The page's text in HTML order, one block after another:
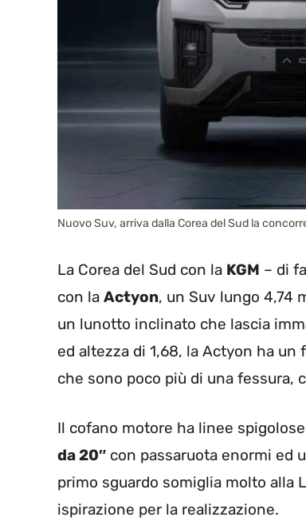
Nuovo Suv, arriva dalla Corea del Sud la
La Corea del Sud con la KGM – di
con la Actyon, un Suv lungo 4,74
un lunotto inclinato che lascia
ed altezza di 1,68, la Actyon ha
che sono poco più di una fessura,
Il cofano motore ha linee
da 20″ con passaruota enormi ed
primo sguardo somiglia molto alla
ispirazione per la realizzazione.